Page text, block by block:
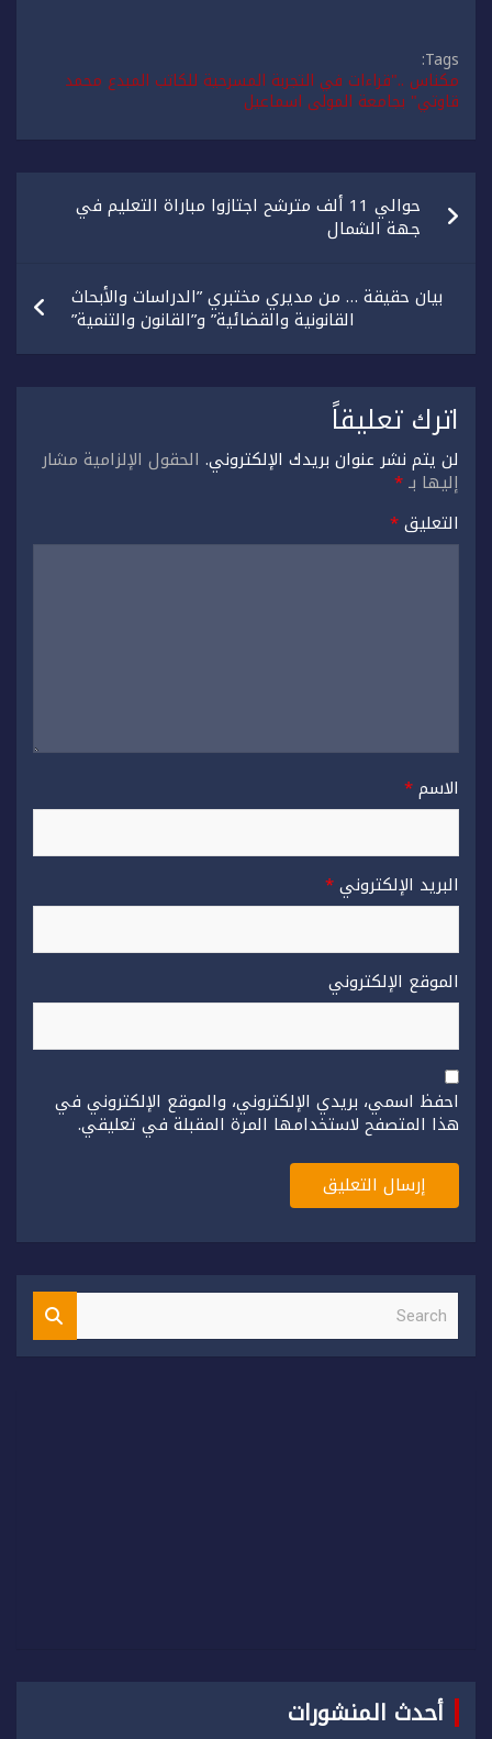
Tags:
مكناس .."قراءات في التجربة المسرحية للكاتب المبدع محمد
قاوتي" بجامعة المولى اسماعيل
المقالات حوالي 11 ألف مترشح اجتازوا مباراة التعليم في
جهة الشمال
بيان حقيقة … من مديري مختبري ”الدراسات والأبحاث
القانونية والقضائية” و”القانون والتنمية”
اترك تعليقاً
لن يتم نشر عنوان بريدك الإلكتروني. الحقول الإلزامية مشار
إليها بـ*
التعليق*
الاسم*
البريد الإلكتروني*
الموقع الإلكتروني
احفظ اسمي، بريدي الإلكتروني، والموقع الإلكتروني في
هذا المتصفح لاستخدامها المرة المقبلة في تعليقي.
S
a
أحدث المنشورات